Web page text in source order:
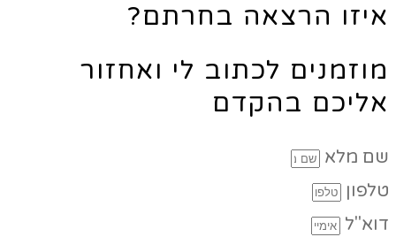
איזו הרצאה בחרתם?
מוזמנים לכתוב לי ואחזור
אליכם בהקדם
שם מלא
טלפון
דוא"ל